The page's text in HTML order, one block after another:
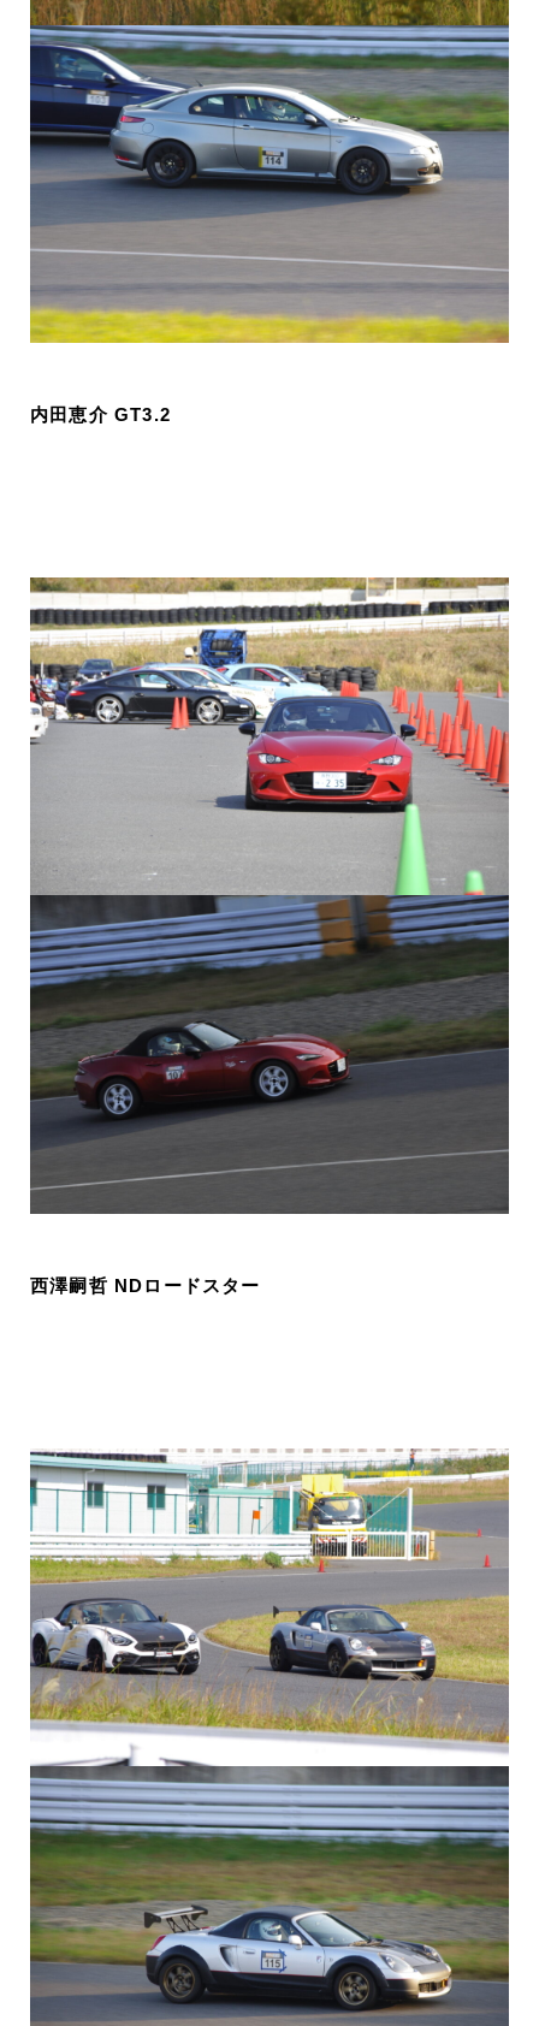
内田恵介 GT3.2
西澤嗣哲 NDロードスター